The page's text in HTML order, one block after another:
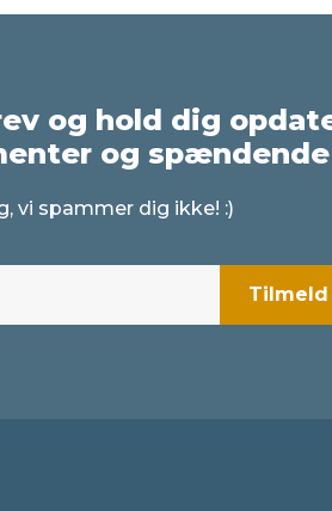
og hold dig
og
vi spammer dig ikke! :)